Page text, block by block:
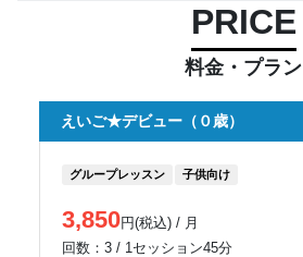
PRICE
料金・プラン
えいご★デビュー（０歳）
グループレッスン 子供向け
3,850円(税込) / 月
回数：3 / 1セッション45分